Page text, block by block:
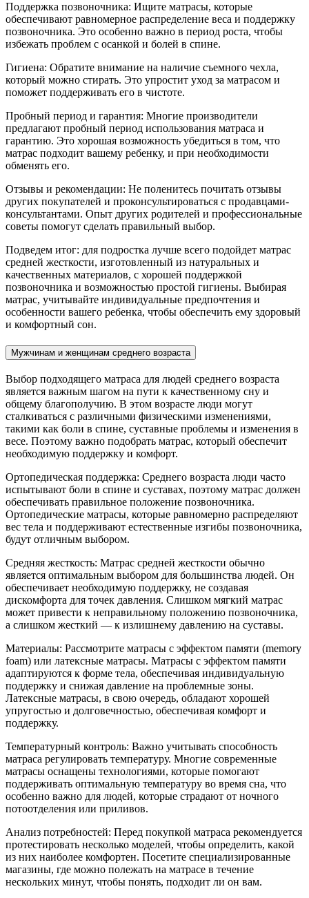
Поддержка позвоночника: Ищите матрасы, которые
обеспечивают равномерное распределение веса и поддержку
позвоночника. Это особенно важно в период роста, чтобы
избежать проблем с осанкой и болей в спине.
Гигиена: Обратите внимание на наличие съемного чехла,
который можно стирать. Это упростит уход за матрасом и
поможет поддерживать его в чистоте.
Пробный период и гарантия: Многие производители
предлагают пробный период использования матраса и
гарантию. Это хорошая возможность убедиться в том, что
матрас подходит вашему ребенку, и при необходимости
обменять его.
Отзывы и рекомендации: Не поленитесь почитать отзывы
других покупателей и проконсультироваться с продавцами-
консультантами. Опыт других родителей и профессиональные
советы помогут сделать правильный выбор.
Подведем итог: для подростка лучше всего подойдет матрас
средней жесткости, изготовленный из натуральных и
качественных материалов, с хорошей поддержкой
позвоночника и возможностью простой гигиены. Выбирая
матрас, учитывайте индивидуальные предпочтения и
особенности вашего ребенка, чтобы обеспечить ему здоровый
и комфортный сон.
Мужчинам и женщинам среднего возраста
Выбор подходящего матраса для людей среднего возраста
является важным шагом на пути к качественному сну и
общему благополучию. В этом возрасте люди могут
сталкиваться с различными физическими изменениями,
такими как боли в спине, суставные проблемы и изменения в
весе. Поэтому важно подобрать матрас, который обеспечит
необходимую поддержку и комфорт.
Ортопедическая поддержка: Среднего возраста люди часто
испытывают боли в спине и суставах, поэтому матрас должен
обеспечивать правильное положение позвоночника.
Ортопедические матрасы, которые равномерно распределяют
вес тела и поддерживают естественные изгибы позвоночника,
будут отличным выбором.
Средняя жесткость: Матрас средней жесткости обычно
является оптимальным выбором для большинства людей. Он
обеспечивает необходимую поддержку, не создавая
дискомфорта для точек давления. Слишком мягкий матрас
может привести к неправильному положению позвоночника,
а слишком жесткий — к излишнему давлению на суставы.
Материалы: Рассмотрите матрасы с эффектом памяти (memory
foam) или латексные матрасы. Матрасы с эффектом памяти
адаптируются к форме тела, обеспечивая индивидуальную
поддержку и снижая давление на проблемные зоны.
Латексные матрасы, в свою очередь, обладают хорошей
упругостью и долговечностью, обеспечивая комфорт и
поддержку.
Температурный контроль: Важно учитывать способность
матраса регулировать температуру. Многие современные
матрасы оснащены технологиями, которые помогают
поддерживать оптимальную температуру во время сна, что
особенно важно для людей, которые страдают от ночного
потоотделения или приливов.
Анализ потребностей: Перед покупкой матраса рекомендуется
протестировать несколько моделей, чтобы определить, какой
из них наиболее комфортен. Посетите специализированные
магазины, где можно полежать на матрасе в течение
нескольких минут, чтобы понять, подходит ли он вам.